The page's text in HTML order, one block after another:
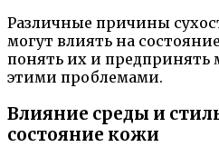
Различные причины
могут влиять на
понять их и предпринять
этими проблемами.
Влияние среды и
состояние кожи